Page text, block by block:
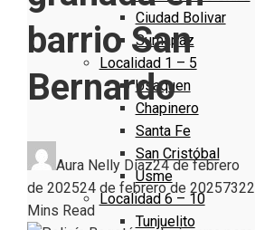
Ciudad Bolivar
Sumapaz
Localidad 1 – 5
Usaquen
Chapinero
Santa Fe
San Cristóbal
Usme
Localidad 6 – 10
Tunjuelito
barrio San
Bernardo
Aura Nelly Díaz24 de febrero
de 202524 de febrero de 20257322
Mins Read